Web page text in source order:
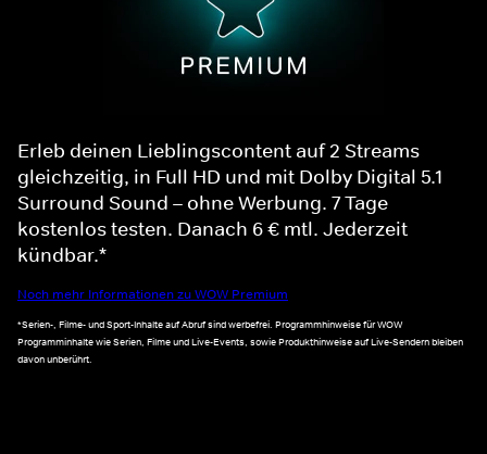
Erleb deinen Lieblingscontent auf 2 Streams
gleichzeitig, in Full HD und mit Dolby Digital 5.1
Surround Sound – ohne Werbung. 7 Tage
kostenlos testen. Danach 6 € mtl. Jederzeit
kündbar.*
Noch mehr Informationen zu WOW Premium
*Serien-, Filme- und Sport-Inhalte auf Abruf sind werbefrei. Programmhinweise für WOW
Programminhalte wie Serien, Filme und Live-Events, sowie Produkthinweise auf Live-Sendern bleiben
davon unberührt.